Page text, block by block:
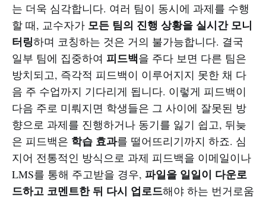
는 더욱 심각합니다. 여러 팀이 동시에 과제를 수행
할 때, 교수자가 모든 팀의 진행 상황을 실시간 모니
터링하며 코칭하는 것은 거의 불가능합니다. 결국
일부 팀에 집중하여 피드백을 주다 보면 다른 팀은
방치되고, 즉각적 피드백이 이루어지지 못한 채 다
음 주 수업까지 기다리게 됩니다. 이렇게 피드백이
다음 주로 미뤄지면 학생들은 그 사이에 잘못된 방
향으로 과제를 진행하거나 동기를 잃기 쉽고, 뒤늦
은 피드백은 학습 효과를 떨어뜨리기까지 하죠. 심
지어 전통적인 방식으로 과제 피드백을 이메일이나
LMS를 통해 주고받을 경우, 파일을 일일이 다운로
드하고 코멘트한 뒤 다시 업로드해야 하는 번거로움